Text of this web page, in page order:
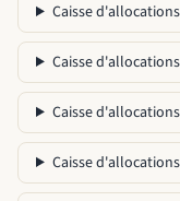
Caisse
Caisse
Caisse
Caisse